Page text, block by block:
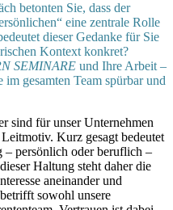
betonten Sie, dass der
eine zentrale Rolle
dieser Gedanke für Sie
Kontext konkret?
SEMINARE und Ihre Arbeit –
im gesamten Team spürbar und
sind für unser Unternehmen
Kurz gesagt bedeutet
– persönlich oder beruflich –
Haltung steht daher die
aneinander und
sowohl unsere